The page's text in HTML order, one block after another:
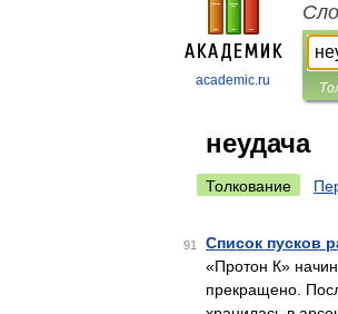
academic.ru
неудача
Толкование
91 Список пусков
«Протон К»
прекращено.